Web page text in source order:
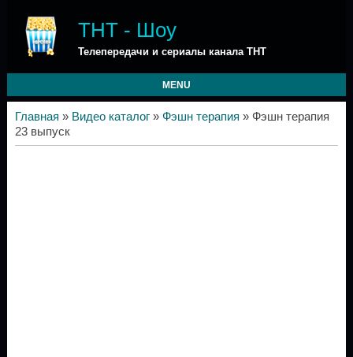
ТНТ - Шоу
Телепередачи и сериалы канала ТНТ
MENU
Главная » Видео каталог» Фэшн терапия » Фэшн терапия
23 выпуск